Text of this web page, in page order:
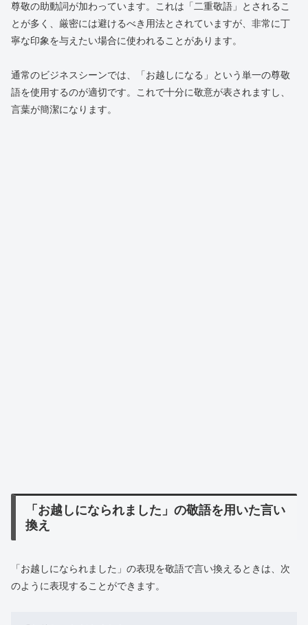
尊敬の助動詞が加わっています。これは「二重敬語」とされるこ
とが多く、厳密には避けるべき用法とされていますが、非常に丁
寧な印象を与えたい場合に使われることがあります。
通常のビジネスシーンでは、「お越しになる」という単一の尊敬
語を使用するのが適切です。これで十分に敬意が表されますし、
言葉が簡潔になります。
「お越しになられました」の敬語を用いた言い
換え
「お越しになられました」の表現を敬語で言い換えるときは、次
のように表現することができます。